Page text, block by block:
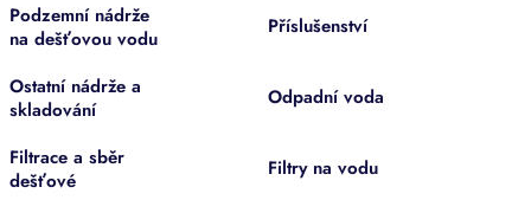
Podzemní nádrže
na dešťovou vodu
Příslušenství
Ostatní nádrže a
skladování
Odpadní voda
Filtrace a sběr
dešťové
Filtry na vodu